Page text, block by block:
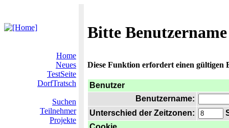
Bitte
Home
Neues
TestSeite
DorfTratsch
Suchen
Teilnehmer
Projekte
Diese Funktion erfordert einen gültigen
Benutzer
Benutzername:
Unterschied der Zeitzonen: